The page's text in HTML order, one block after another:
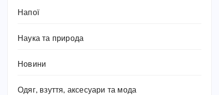
Напої
Наука та природа
Новини
Одяг, взуття, аксесуари та мода